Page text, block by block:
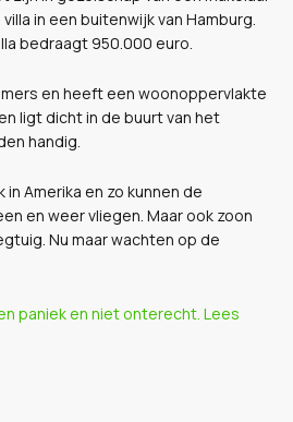
in een buitenwijk van Hamburg.
bedraagt 950.000 euro.
en heeft een woonoppervlakte
ligt dicht in de buurt van het
handig.
Amerika en zo kunnen de
en weer vliegen. Maar ook zoon
Nu maar wachten op de
paniek en niet onterecht. Lees